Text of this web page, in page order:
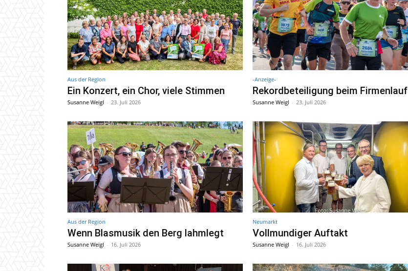
Aus der Region
Ein Konzert, ein Chor, viele Stimmen
Susanne Weigl - 23. Juli 2026
-Anzeige-
Rekordbeteiligung beim Firmenlauf
Susanne Weigl - 23. Juli 2026
Aus der Region
Wenn Blasmusik den Berg lahmlegt
Susanne Weigl - 16. Juli 2026
Neumarkt
Vollmundiger Auftakt
Susanne Weigl - 16. Juli 2026